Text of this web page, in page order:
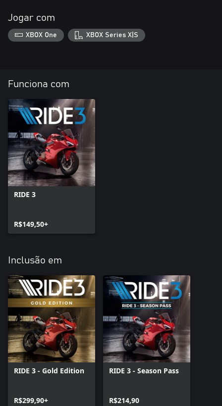
Jogar com
XBOX One XBOX Series X|S
Funciona com
RIDE 3
R$149,50+
Inclusão em
RIDE 3 - Gold Edition
R$299,90+
RIDE 3 - Season Pass
R$214,90